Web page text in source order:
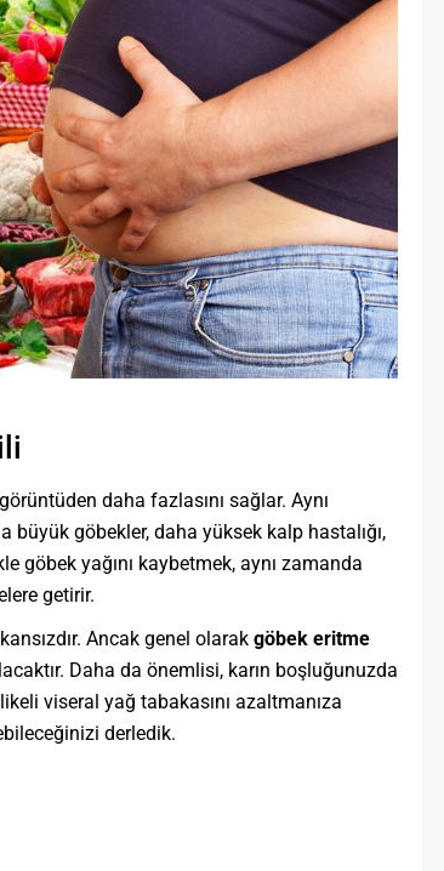
daha fazlasını sağlar. Aynı
büyük göbekler, daha yüksek kalp hastalığı,
göbek yağını kaybetmek, aynı zamanda
getirir.
Ancak genel olarak göbek eritme
Daha da önemlisi, karın boşluğunuzda
viseral yağ tabakasını azaltmanıza
derledik.